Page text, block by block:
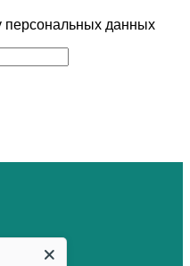
персональных данных